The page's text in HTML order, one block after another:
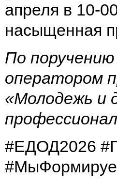
апреля в 10-
насыщенная
По
оператором
«Молодежь и
#ЕДОД2026